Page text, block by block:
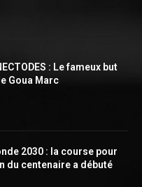
: Le fameux but
Goua Marc
2030 : la course pour
du centenaire a débuté